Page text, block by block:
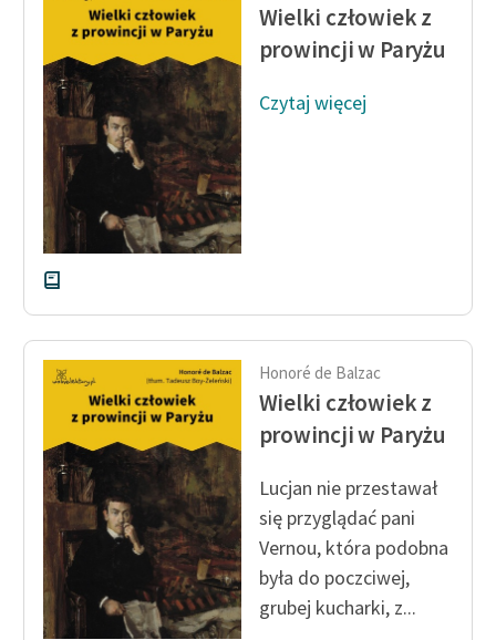
O projekcie
Zespół
Zasady wykorzystania
Wolnych Lektur
Logotypy
Materiały promocyjne
Polityka prywatności
Regulamin biblioteki
Dane fundacji i
sprawozdania finansowe
Regulamin darowizn
Informacja o treściach
wrażliwych
Deklaracja dostępności
Wielki człowiek z
prowincji w Paryżu
Czytaj więcej
Honoré de Balzac
Wielki człowiek z
prowincji w Paryżu
Lucjan nie przestawał
się przyglądać pani
Vernou, która podobna
była do poczciwej,
grubej kucharki, z...